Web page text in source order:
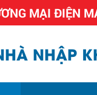
MẠI ĐIỆN
NHẬP